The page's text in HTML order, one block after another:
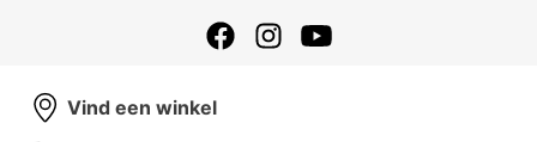
Vind een winkel